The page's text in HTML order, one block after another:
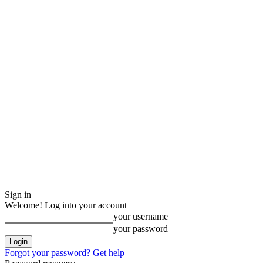
Sign in
Welcome! Log into your account
your username
your password
Forgot your password? Get help